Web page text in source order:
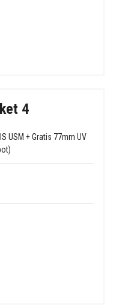
4
USM + Gratis 77mm UV